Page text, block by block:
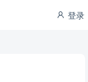
登录